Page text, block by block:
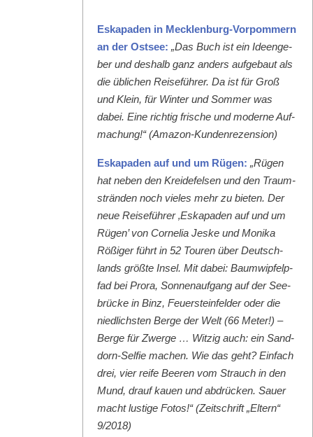
Eska­paden in Meck­len­burg-Vor­pom­mern
an der Ost­see: „Das Buch ist ein Ideenge­
ber und deshalb ganz anders aufge­baut als
die üblichen Reise­führer. Da ist für Groß
und Klein, für Win­ter und Som­mer was
dabei. Eine richtig frische und mod­erne Auf­
machung!“ (Ama­zon-Kun­den­rezen­sion)
Eska­paden auf und um Rügen: „Rügen
hat neben den Krei­de­felsen und den Traum­
strän­den noch vieles mehr zu bieten. Der
neue Reise­führer ‚Eska­paden auf und um
Rügen’ von Cor­nelia Jeske und Moni­ka
Rößiger führt in 52 Touren über Deutsch­
lands größte Insel. Mit dabei: Baumwipfelp­
fad bei Pro­ra, Son­nenauf­gang auf der See­
brücke in Binz, Feuer­ste­in­felder oder die
niedlich­sten Berge der Welt (66 Meter!) –
Berge für Zwerge … Witzig auch: ein Sand­
dorn-Self­ie machen. Wie das geht? Ein­fach
drei, vier reife Beeren vom Strauch in den
Mund, drauf kauen und abdrück­en. Sauer
macht lustige Fotos!“ (Zeitschrift „Eltern“
9/2018)